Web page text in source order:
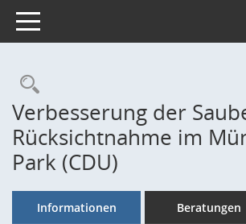
Toggle navigation
Rechercheauswahl
Verbesserung der
Rücksichtnahme im
Park (CDU)
Informationen Beratungen